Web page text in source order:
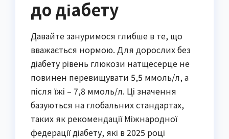
до діабету
Давайте зануримося глибше в те, що
вважається нормою. Для дорослих без
діабету рівень глюкози натщесерце не
повинен перевищувати 5,5 ммоль/л, а
після їжі – 7,8 ммоль/л. Ці значення
базуються на глобальних стандартах,
таких як рекомендації Міжнародної
федерації діабету, які в 2025 році